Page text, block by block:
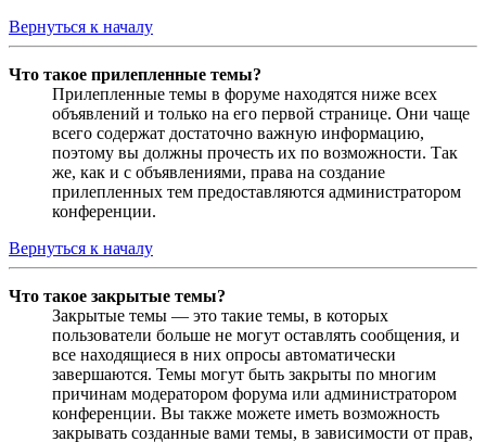
Вернуться к началу
Что такое прилепленные темы?
Прилепленные темы в форуме находятся ниже всех
объявлений и только на его первой странице. Они чаще
всего содержат достаточно важную информацию,
поэтому вы должны прочесть их по возможности. Так
же, как и с объявлениями, права на создание
прилепленных тем предоставляются администратором
конференции.
Вернуться к началу
Что такое закрытые темы?
Закрытые темы — это такие темы, в которых
пользователи больше не могут оставлять сообщения, и
все находящиеся в них опросы автоматически
завершаются. Темы могут быть закрыты по многим
причинам модератором форума или администратором
конференции. Вы также можете иметь возможность
закрывать созданные вами темы, в зависимости от прав,